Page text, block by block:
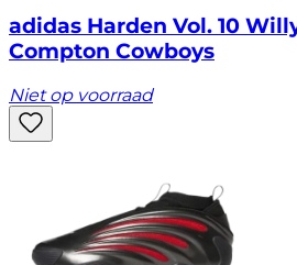
adidas Harden Vol. 10
Compton Cowboys
Niet op voorraad